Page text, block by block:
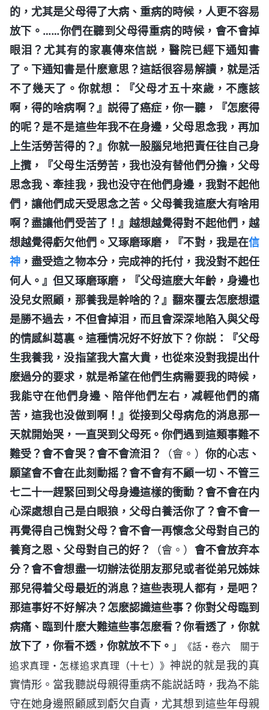
的，尤其是父母得了大病、重病的時候，人更不容易
放下。……你們在聽到父母得重病的時候，會不會掉
眼泪？尤其有的家裏傳來信説，醫院已經下通知書
了。下通知書是什麽意思？這話很容易解讀，就是活
不了幾天了。你就想：『父母才五十來歲，不應該
啊，得的啥病啊？』説得了癌症，你一聽，『怎麽得
的呢？是不是這些年我不在身邊，父母思念我，再加
上生活勞苦得的？』你就一股腦兒地把責任往自己身
上攬，『父母生活勞苦，我也没有替他們分擔，父母
思念我、牽挂我，我也没守在他們身邊，我對不起他
們，讓他們成天受思念之苦。父母養我這麽大有啥用
啊？盡讓他們受苦了！』越想越覺得對不起他們，越
想越覺得虧欠他們。又琢磨琢磨，『不對，我是在信
神 ，盡受造之物本分，完成神的托付，我没對不起任
何人。』但又琢磨琢磨，『父母這麽大年齡，身邊也
没兒女照顧，那養我是幹啥的？』翻來覆去怎麽想還
是勝不過去，不但會掉泪，而且會深深地陷入與父母
的情感糾葛裏。這種情况好不好放下？你説：『父母
生我養我，没指望我大富大貴，也從來没對我提出什
麽過分的要求，就是希望在他們生病需要我的時候，
我能守在他們身邊、陪伴他們左右，减輕他們的痛
苦，這我也没做到啊！』從接到父母病危的消息那一
天就開始哭，一直哭到父母死。你們遇到這類事難不
難受？會不會哭？會不會流泪？
（會。） 你的心志、
願望會不會在此刻動摇？會不會有不顧一切、不管三
七二十一趕緊回到父母身邊這樣的衝動？會不會在内
心深處想自己是白眼狼，父母白養活你了？會不會一
再覺得自己愧對父母？會不會一再懷念父母對自己的
養育之恩、父母對自己的好？
（會。） 會不會放弃本
分？會不會想盡一切辦法從朋友那兒或者從弟兄姊妹
那兒得着父母最近的消息？這些表現人都有，是吧？
那這事好不好解决？怎麽認識這些事？你對父母臨到
病痛、臨到什麽大難這些事怎麽看？你看透了，你就
放下了，你看不透，你就放不下。 」
《話・卷六 關于
追求真理・怎樣追求真理（十七）》神説的就是我的真
實情形。當我聽説母親得重病不能説話時，我為不能
守在她身邊照顧感到虧欠自責，尤其想到這些年母親